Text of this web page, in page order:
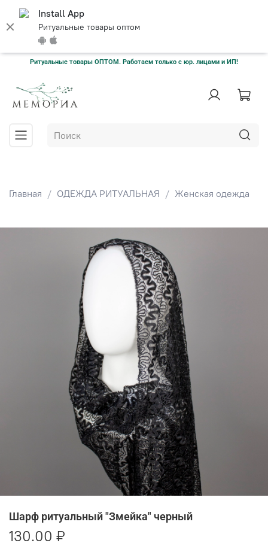
Install App
Ритуальные товары оптом
Ритуальные товары ОПТОМ. Работаем только с юр. лицами и ИП!
Главная ОДЕЖДА РИТУАЛЬНАЯ Женская одежда
Шарф ритуальный "Змейка" черный
130.00 ₽